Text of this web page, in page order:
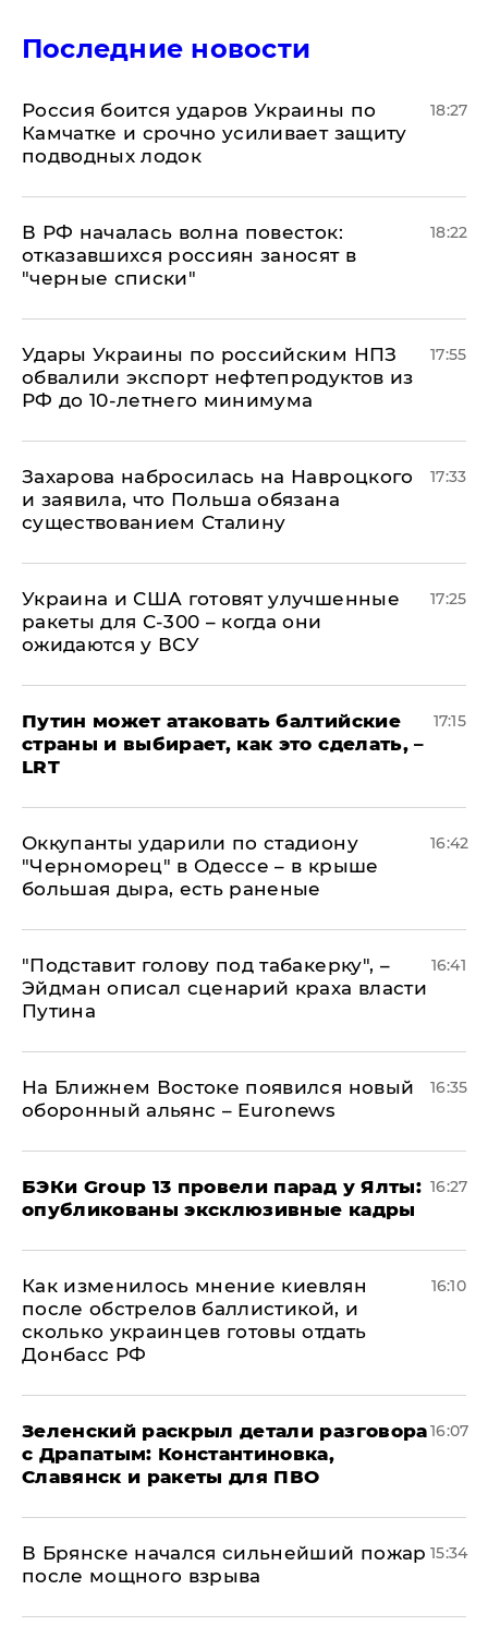
Последние новости
Россия боится ударов Украины по
Камчатке и срочно усиливает защиту
подводных лодок
18:27
​В РФ началась волна повесток:
отказавшихся россиян заносят в
"черные списки"
18:22
Удары Украины по российским НПЗ
обвалили экспорт нефтепродуктов из
РФ до 10-летнего минимума
17:55
​Захарова набросилась на Навроцкого
и заявила, что Польша обязана
существованием Сталину
17:33
Украина и США готовят улучшенные
ракеты для С-300 – когда они
ожидаются у ВСУ
17:25
Путин может атаковать балтийские
страны и выбирает, как это сделать, –
LRT
17:15
Оккупанты ударили по стадиону
"Черноморец" в Одессе – в крыше
большая дыра, есть раненые
16:42
​"Подставит голову под табакерку", –
Эйдман описал сценарий краха власти
Путина
16:41
На Ближнем Востоке появился новый
оборонный альянс – Euronews
16:35
​БЭКи Group 13 провели парад у Ялты:
опубликованы эксклюзивные кадры
16:27
Как изменилось мнение киевлян
после обстрелов баллистикой, и
сколько украинцев готовы отдать
Донбасс РФ
16:10
​Зеленский раскрыл детали разговора
с Драпатым: Константиновка,
Славянск и ракеты для ПВО
16:07
В Брянске начался сильнейший пожар
после мощного взрыва
15:34